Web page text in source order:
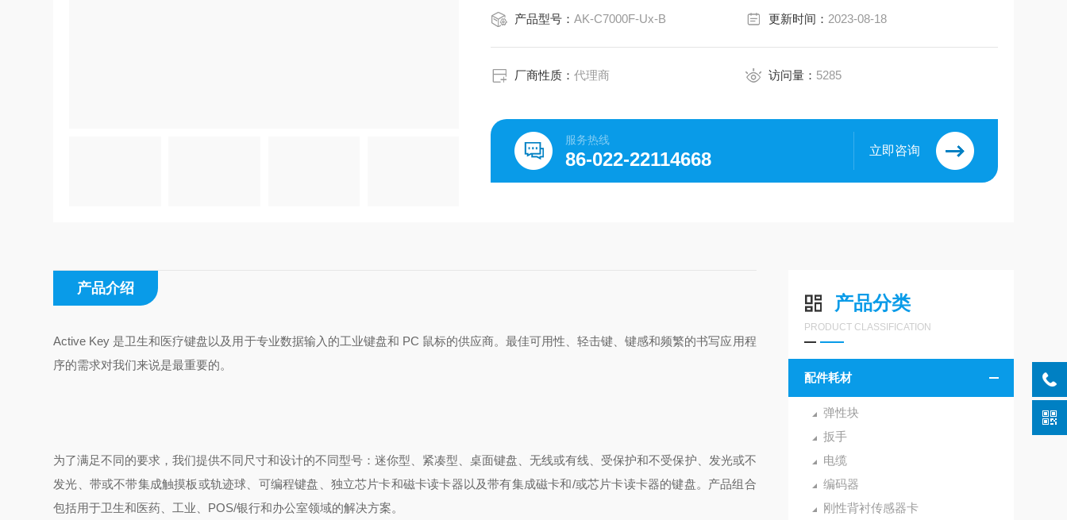
产品型号：AK-C7000F-Ux-B 更新时间： 2023-08-18
厂商性质：代理商 访问量： 5285
服务热线
86-022-22114668 立即咨询
产品分类
PRODUCT CLASSIFICATION
配件耗材
弹性块
扳手
电缆
编码器
刚性背衬传感器卡
产品介绍
Active Key 是卫生和医疗键盘以及用于专业数据输入的工业键盘和 PC 鼠标的供应商。最佳可用性、轻击键、键感和频繁的书写应用程
序的需求对我们来说是最重要的。
为了满足不同的要求，我们提供不同尺寸和设计的不同型号：迷你型、紧凑型、桌面键盘、无线或有线、受保护和不受保护、发光或不
发光、带或不带集成触摸板或轨迹球、可编程键盘、独立芯片卡和磁卡读卡器以及带有集成磁卡和/或芯片卡读卡器的键盘。产品组合
包括用于卫生和医药、工业、POS/银行和办公室领域的解决方案。